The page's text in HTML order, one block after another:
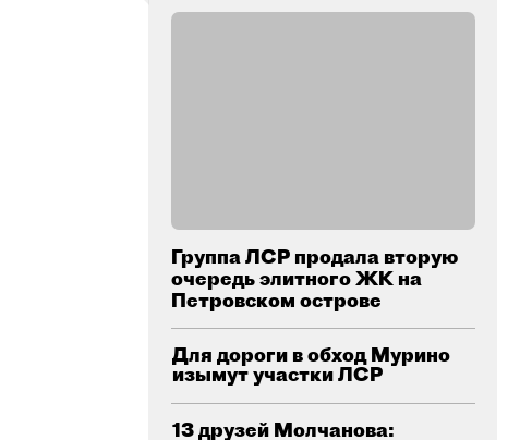
Группа ЛСР продала вторую
очередь элитного ЖК на
Петровском острове
Для дороги в обход Мурино
изымут участки ЛСР
13 друзей Молчанова: